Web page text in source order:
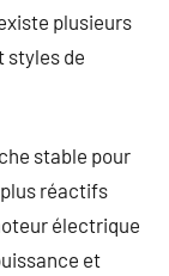
plusieurs
styles de
stable pour
plus réactifs
électrique
et